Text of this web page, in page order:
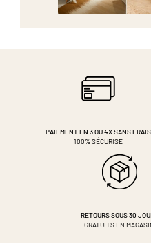
PAIEMENT EN 3 OU 4XSANS FRAIS
100% SÉCURISÉ
RETOURS SOUS 30
GRATUITS EN